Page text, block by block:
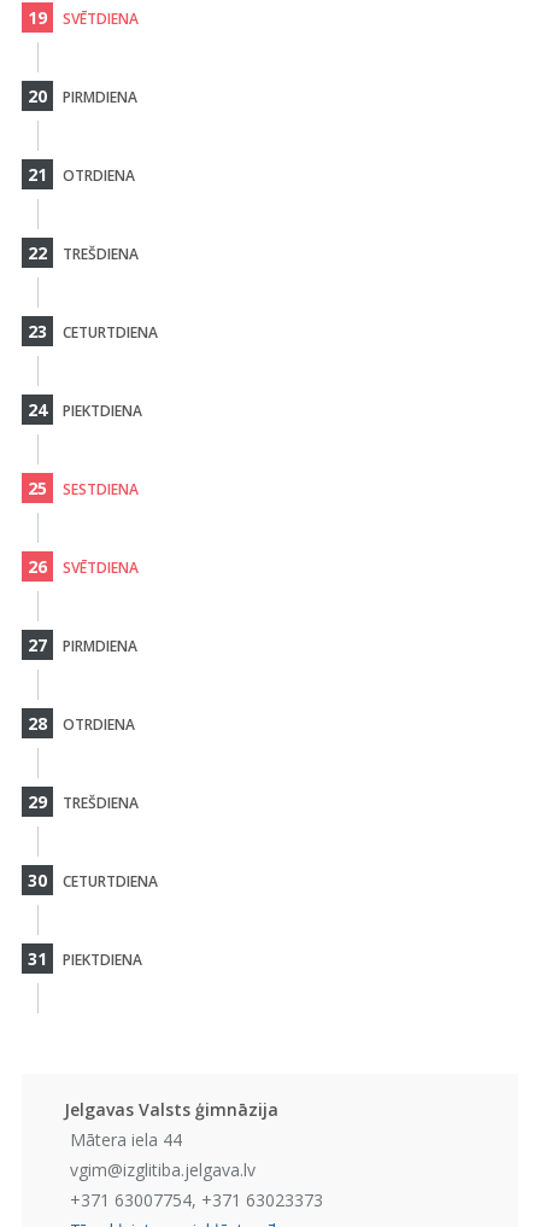
19 SVĒTDIENA
20 PIRMDIENA
21 OTRDIENA
22 TREŠDIENA
23 CETURTDIENA
24 PIEKTDIENA
25 SESTDIENA
26 SVĒTDIENA
27 PIRMDIENA
28 OTRDIENA
29 TREŠDIENA
30 CETURTDIENA
31 PIEKTDIENA
Jelgavas Valsts ģimnāzija
Mātera iela 44
vgim@izglitiba.jelgava.lv
+371 63007754, +371 63023373